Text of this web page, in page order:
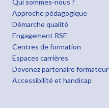
Qui sommes-nous ?
Approche pédagogique
Démarche qualité
Engagement RSE
Centres de formation
Espaces carrières
Devenez partenaire formateur
Accessibilité et handicap